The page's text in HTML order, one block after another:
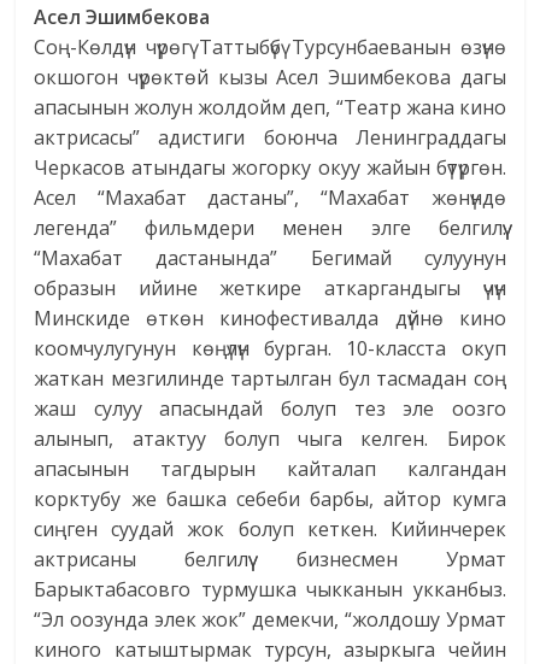
Асел Эшимбекова
Соң-Көлдүн чүрөгү Таттыбүбү Турсунбаеванын өзүнө
окшогон чүрөктөй кызы Асел Эшимбекова дагы
апасынын жолун жолдойм деп, “Театр жана кино
актрисасы” адистиги боюнча Ленинграддагы
Черкасов атындагы жогорку окуу жайын бүтүргөн.
Асел “Махабат дастаны”, “Махабат жөнүндө
легенда” фильмдери менен элге белгилүү.
“Махабат дастанында” Бегимай сулуунун
образын ийине жеткире аткаргандыгы үчүн
Минскиде өткөн кинофестивалда дүйнө кино
коомчулугунун көңүлүн бурган. 10-класста окуп
жаткан мезгилинде тартылган бул тасмадан соң
жаш сулуу апасындай болуп тез эле оозго
алынып, атактуу болуп чыга келген. Бирок
апасынын тагдырын кайталап калгандан
корктубу же башка себеби барбы, айтор кумга
сиңген суудай жок болуп кеткен. Кийинчерек
актрисаны белгилүү бизнесмен Урмат
Барыктабасовго турмушка чыкканын укканбыз.
“Эл оозунда элек жок” демекчи, “жолдошу Урмат
киного катыштырмак турсун, азыркыга чейин